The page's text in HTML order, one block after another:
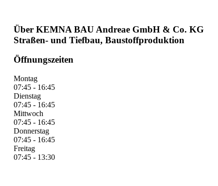
Über KEMNA BAU Andreae GmbH & Co. KG
Straßen- und Tiefbau, Baustoffproduktion
Öffnungszeiten
Montag
07:45 - 16:45
Dienstag
07:45 - 16:45
Mittwoch
07:45 - 16:45
Donnerstag
07:45 - 16:45
Freitag
07:45 - 13:30